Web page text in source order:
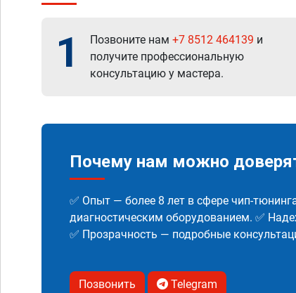
1 Позвоните нам +7 8512 464139 и
получите профессиональную
консультацию у мастера.
Почему нам можно
✅ Опыт — более 8 лет в сфере чип-
диагностическим оборудованием. ✅
✅ Прозрачность — подробные
Позвонить Telegram